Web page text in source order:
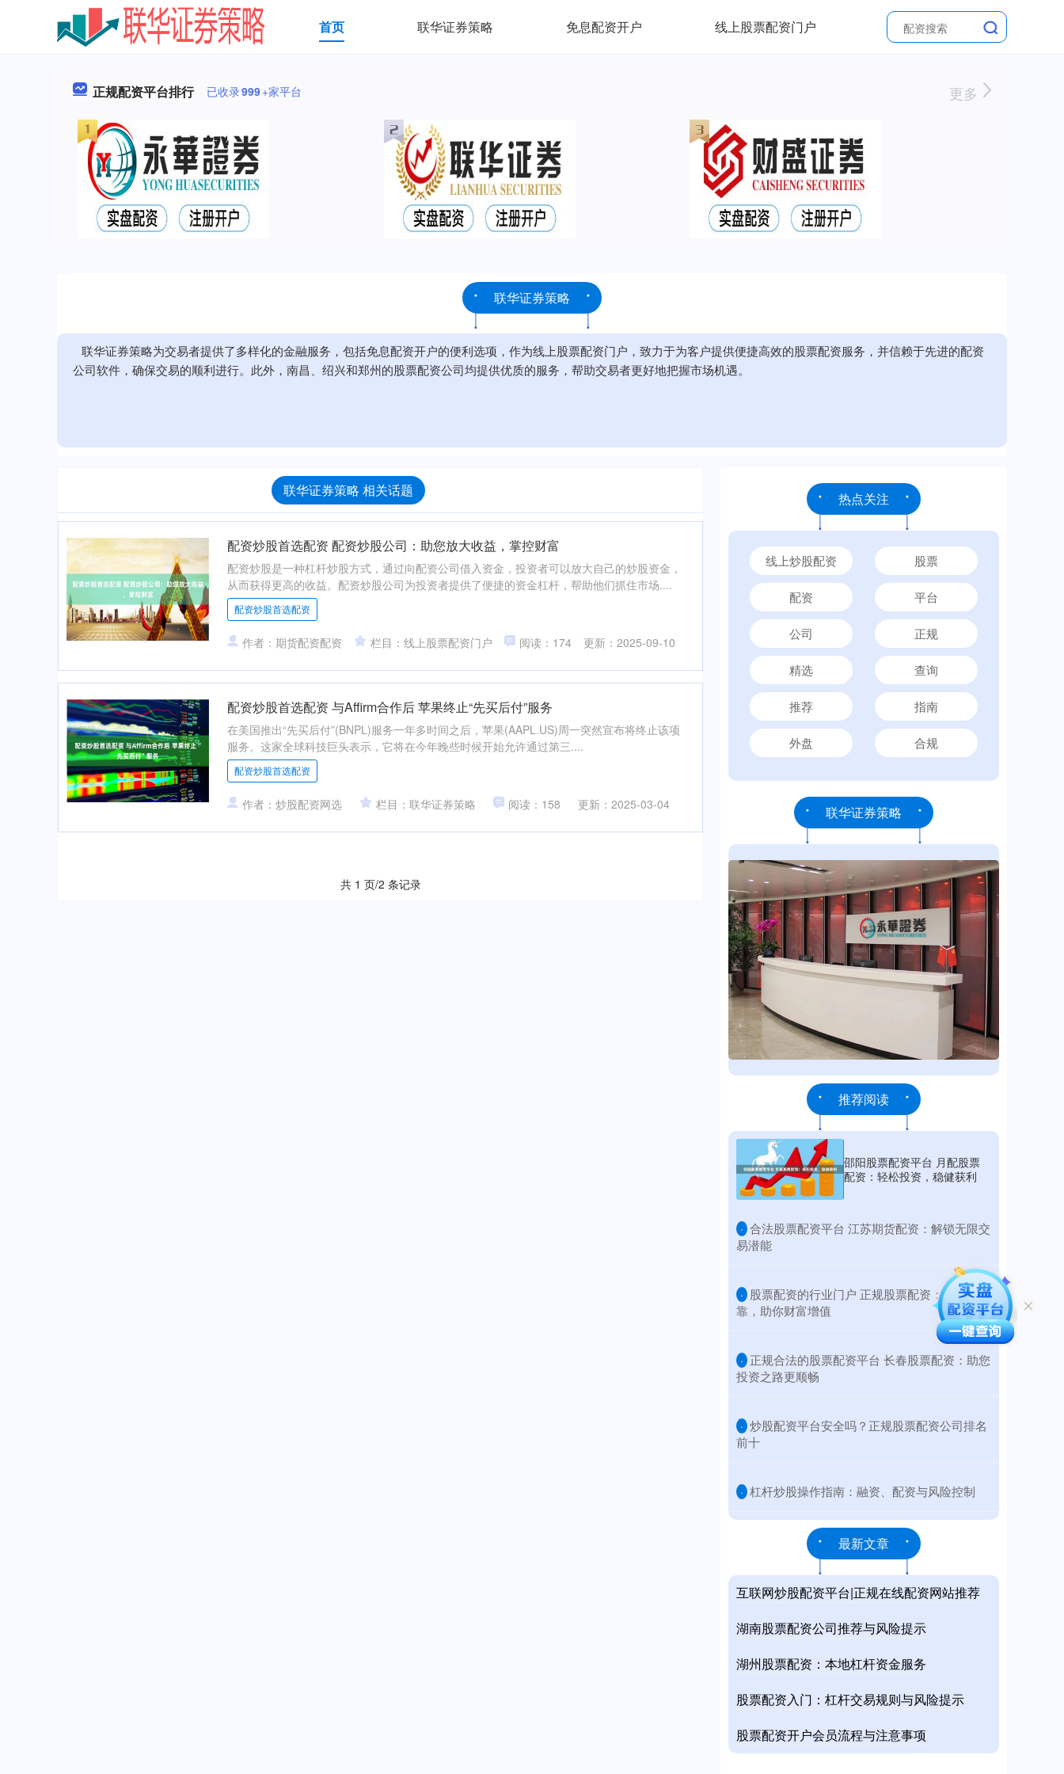
首页 联华证券策略 免息配资开户 线上股票配资门户
正规配资平台排行 已收录999+家平台 更多
联华证券策略
联华证券策略为交易者提供了多样化的金融服务，包括免息配资开户的便利选项，作为线上股票配资门户，致力于为客户提供便捷高效的股票配资服务，并信赖于先进的配资
公司软件，确保交易的顺利进行。此外，南昌、绍兴和郑州的股票配资公司均提供优质的服务，帮助交易者更好地把握市场机遇。
联华证券策略 相关话题
配资炒股首选配资 配资炒股公司：助您放大收益，掌控财富
配资炒股是一种杠杆炒股方式，通过向配资公司借入资金，投资者可以放大自己的炒股资金，
从而获得更高的收益。配资炒股公司为投资者提供了便捷的资金杠杆，帮助他们抓住市场....
配资炒股首选配资
作者：期货配资配资 栏目：线上股票配资门户 阅读：174 更新：2025-09-10
配资炒股首选配资 与Affirm合作后 苹果终止“先买后付”服务
在美国推出“先买后付”(BNPL)服务一年多时间之后，苹果(AAPL.US)周一突然宣布将终止该项
服务。这家全球科技巨头表示，它将在今年晚些时候开始允许通过第三....
配资炒股首选配资
作者：炒股配资网选 栏目：联华证券策略 阅读：158 更新：2025-03-04
共 1 页/2 条记录
热点关注
线上炒股配资 股票
配资 平台
公司 正规
精选 查询
推荐 指南
外盘 合规
联华证券策略
推荐阅读
邵阳股票配资平台 月配股票
配资：轻松投资，稳健获利
· ​合法股票配资平台 江苏期货配资：解锁无限交
易潜能
· ​股票配资的行业门户 正规股票配资：安全可
靠，助你财富增值
· ​正规合法的股票配资平台 长春股票配资：助您
投资之路更顺畅
· ​炒股配资平台安全吗？正规股票配资公司排名
前十
· ​杠杆炒股操作指南：融资、配资与风险控制
最新文章
互联网炒股配资平台|正规在线配资网站推荐
湖南股票配资公司推荐与风险提示
湖州股票配资：本地杠杆资金服务
股票配资入门：杠杆交易规则与风险提示
股票配资开户会员流程与注意事项